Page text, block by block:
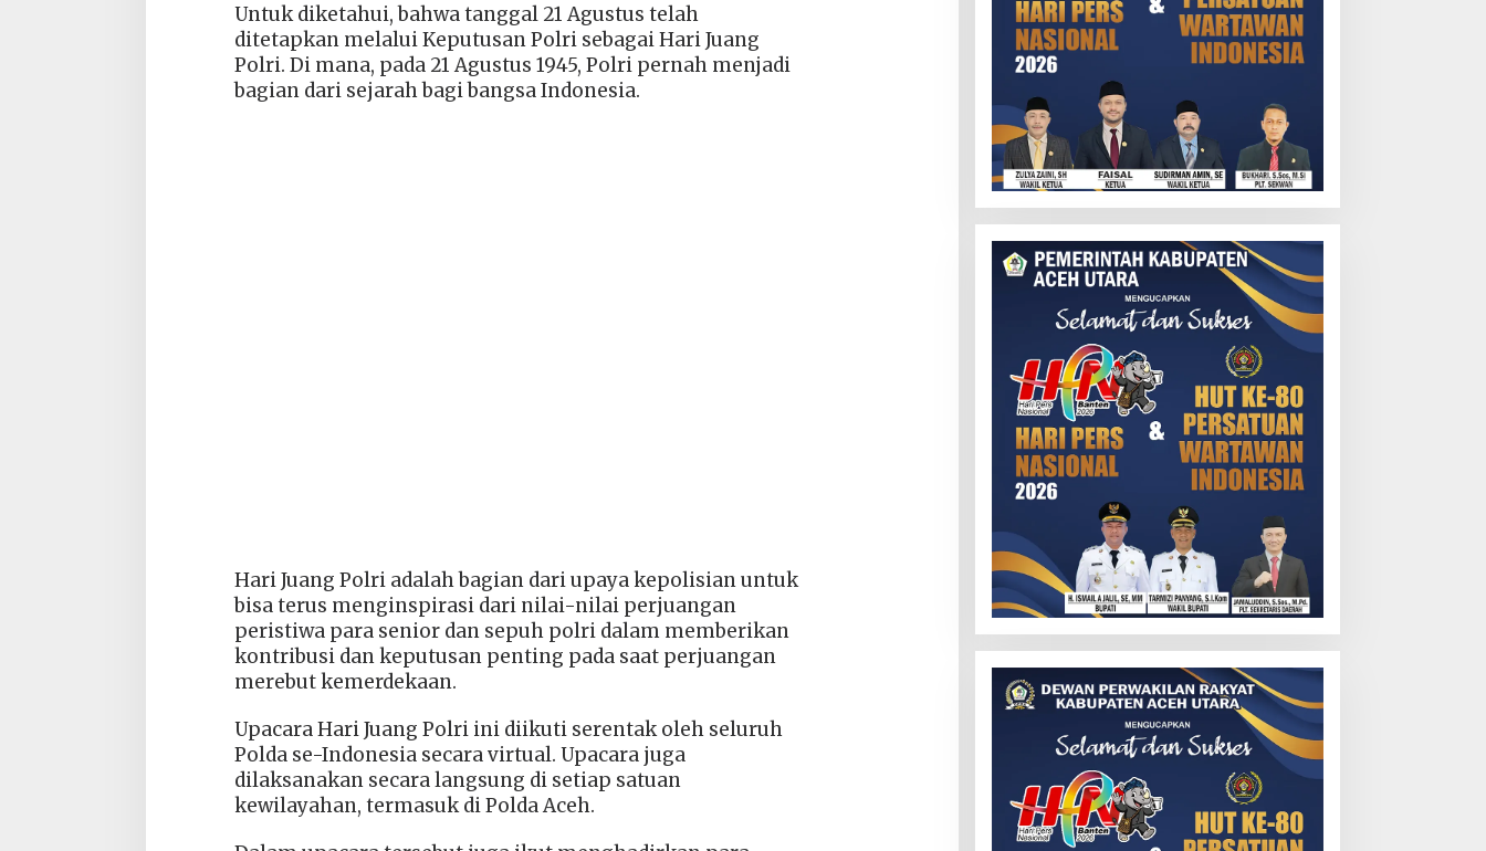
Untuk diketahui, bahwa tanggal 21 Agustus telah
ditetapkan melalui Keputusan Polri sebagai Hari Juang
Polri. Di mana, pada 21 Agustus 1945, Polri pernah menjadi
bagian dari sejarah bagi bangsa Indonesia.
Hari Juang Polri adalah bagian dari upaya kepolisian untuk
bisa terus menginspirasi dari nilai-nilai perjuangan
peristiwa para senior dan sepuh polri dalam memberikan
kontribusi dan keputusan penting pada saat perjuangan
merebut kemerdekaan.
Upacara Hari Juang Polri ini diikuti serentak oleh seluruh
Polda se-Indonesia secara virtual. Upacara juga
dilaksanakan secara langsung di setiap satuan
kewilayahan, termasuk di Polda Aceh.